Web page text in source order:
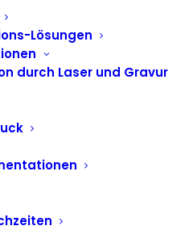
Lösungen
durch Laser und Gravur